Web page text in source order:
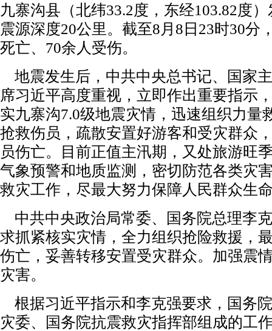
九寨沟县（北纬33.2度，东经103.82度
震源深度20公里。截至8月8日23时30分
死亡、70余人受伤。
地震发生后，中共中央总书记、国家
席习近平高度重视，立即作出重要指示
实九寨沟7.0级地震灾情，迅速组织力量
抢救伤员，疏散安置好游客和受灾群众
员伤亡。目前正值主汛期，又处旅游旺
气象预警和地质监测，密切防范各类灾
救灾工作，尽最大努力保障人民群众生
中共中央政治局常委、国务院总理李
求抓紧核实灾情，全力组织抢险救援，
伤亡，妥善转移安置受灾群众。加强震
灾害。
根据习近平指示和李克强要求，国务
灾委、国务院抗震救灾指挥部组成的工